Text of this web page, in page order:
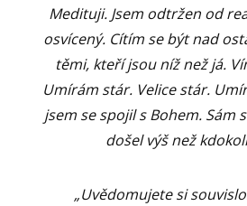
Medituji. Jsem odtržen od
osvícený. Cítím se být nad
těmi, kteří jsou níž než já.
Umírám stár. Velice stár.
jsem se spojil s Bohem. Sám
došel výš než
„Uvědomujete si